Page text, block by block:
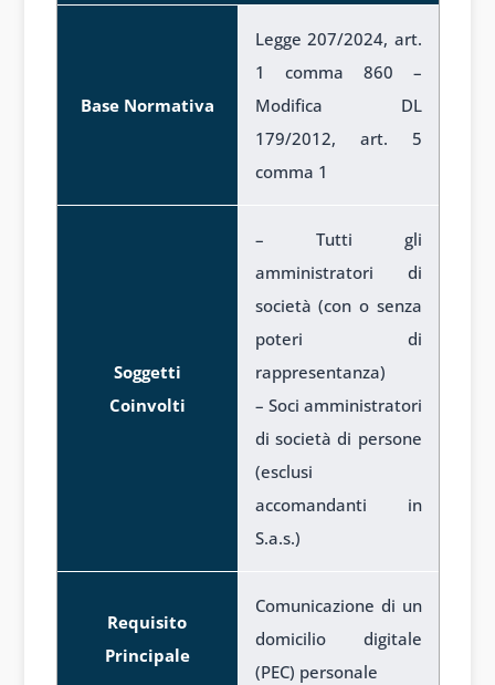
Base Normativa
Legge 207/2024, art.
1 comma 860 –
Modifica DL
179/2012, art. 5
comma 1
Soggetti
Coinvolti
– Tutti gli
amministratori di
società (con o senza
poteri di
rappresentanza)
– Soci amministratori
di società di persone
(esclusi
accomandanti in
S.a.s.)
Requisito
Principale
Comunicazione di un
domicilio digitale
(PEC) personale